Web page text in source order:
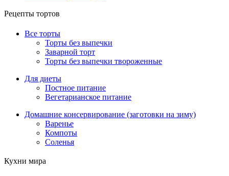
Рецепты тортов
Все торты
Торты без выпечки
Заварной торт
Торты без выпечки твороженные
Для диеты
Постное питание
Вегетарианское питание
Домашние консервирование (заготовки на зиму)
Варенье
Компоты
Соленья
Кухни мира